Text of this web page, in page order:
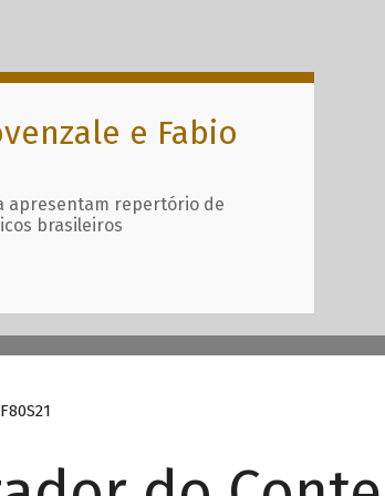
e Fabio
apresentam repertório de
brasileiros